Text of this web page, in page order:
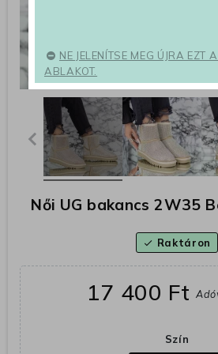
Női UG bakancs 2W35
check Raktáron
17 400 Ft
Szín
NE JELENÍTSE MEG ÚJRA EZT
ABLAKOT.